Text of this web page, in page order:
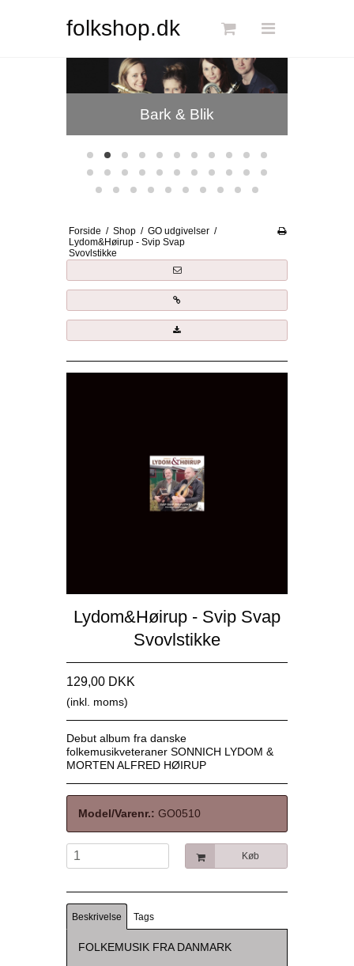
folkshop.dk
DKK
Bark & Blik
Forside / Shop / GO udgivelser /
Lydom&Høirup - Svip Svap
Svovlstikke
Lydom&Høirup - Svip Svap
Svovlstikke
129,00 DKK
(inkl. moms)
Debut album fra danske
folkemusikveteraner SONNICH LYDOM &
MORTEN ALFRED HØIRUP
Model/Varenr.: GO0510
Køb
Beskrivelse Tags
FOLKEMUSIK FRA DANMARK